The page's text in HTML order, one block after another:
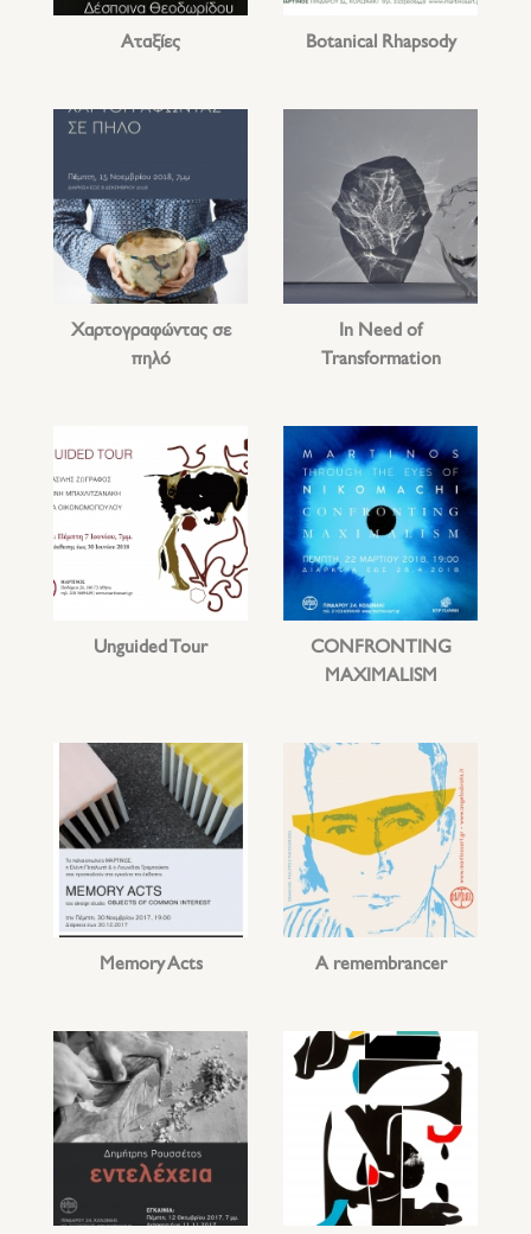
Αταξίες Botanical Rhapsody
Χαρτογραφώντας σε
πηλό
In Need of
Transformation
Unguided Tour
CONFRONTING
MAXIMALISM
Memory Acts A remembrancer